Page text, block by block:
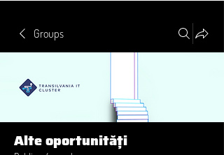
Groups
Alte oportunități